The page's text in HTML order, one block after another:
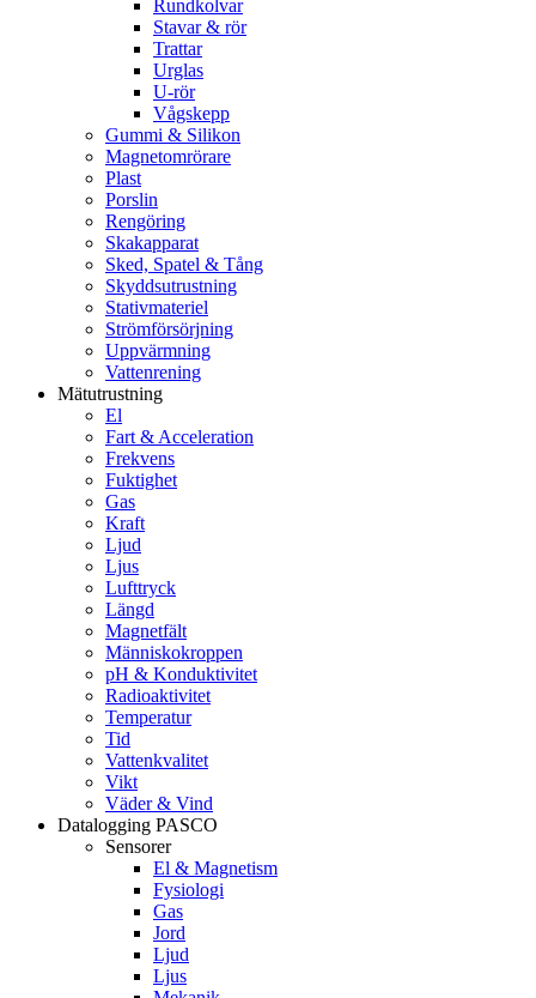
Rundkolvar
Stavar & rör
Trattar
Urglas
U-rör
Vågskepp
Gummi & Silikon
Magnetomrörare
Plast
Porslin
Rengöring
Skakapparat
Sked, Spatel & Tång
Skyddsutrustning
Stativmateriel
Strömförsörjning
Uppvärmning
Vattenrening
Mätutrustning
El
Fart & Acceleration
Frekvens
Fuktighet
Gas
Kraft
Ljud
Ljus
Lufttryck
Längd
Magnetfält
Människokroppen
pH & Konduktivitet
Radioaktivitet
Temperatur
Tid
Vattenkvalitet
Vikt
Väder & Vind
Datalogging PASCO
Sensorer
El & Magnetism
Fysiologi
Gas
Jord
Ljud
Ljus